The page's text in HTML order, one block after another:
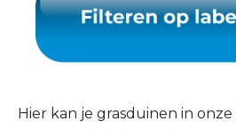
Hier kan je grasduinen in